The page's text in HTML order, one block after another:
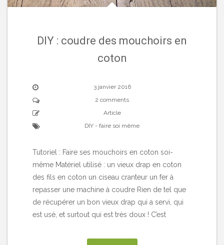
DIY : coudre des mouchoirs en
coton
3 janvier 2016
2 comments
Article
DIY - faire soi même
Tutoriel : Faire ses mouchoirs en coton soi-
même Matériel utilisé : un vieux drap en coton
des fils en coton un ciseau cranteur un fer à
repasser une machine à coudre Rien de tel que
de récupérer un bon vieux drap qui a servi, qui
est usé, et surtout qui est très doux ! C’est